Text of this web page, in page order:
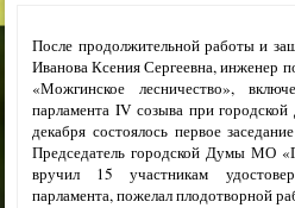
После продолжительной работы и
Иванова Ксения Сергеевна, инженер
«Можгинское лесничество»,
парламента IV созыва при
декабря состоялось первое
Председатель городской Думы МО
вручил 15 участникам
парламента, пожелал плодотворной